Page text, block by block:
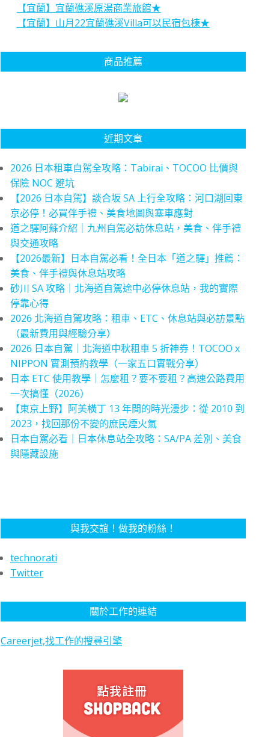
【宜蘭】宜蘭礁溪原湯商業旅館★
【宜蘭】山月22宜蘭礁溪Villa可以民宿包棟★
商品推薦
近期文章
2026 日本租車自駕全攻略：Tabirai、TOCOO 比價與
保險 NOC 避坑
【2026 日本自駕】談合坂 SA 上行全攻略：河口湖回東
京必停！必買伴手禮、美食地圖與塞車應對
道之驛阿蘇介紹｜九州自駕必訪休息站，美食、伴手禮
與交通攻略
【2026最新】日本自駕必看！全日本「道之驛」推薦：
美食、伴手禮與休息站攻略
砂川 SA 攻略｜北海道自駕途中必停休息站，我的實際
停靠心得
2026 北海道自駕攻略：租車、ETC、休息站與必訪景點
（最新費用與經驗分享）
2026 日本自駕｜北海道中秋租車 5 折神券！TOCOO x
NIPPON 實測預約教學（一家五口實戰分享）
日本 ETC 使用教學｜怎麼租？要不要租？高速公路費用
一次搞懂（2026）
【東京上野】阿美橫丁 13 年間的時光漫步：從 2010 到
2023，找回那份不變的庶民煙火氣
日本自駕必看｜日本休息站全攻略：SA/PA 差別、美食
與隱藏設施
與我交誼！做我的粉絲！
technorati
Twitter
關於工作的連結
Careerjet,找工作的搜尋引擎